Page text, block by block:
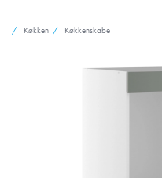
Køkken Køkkenskabe